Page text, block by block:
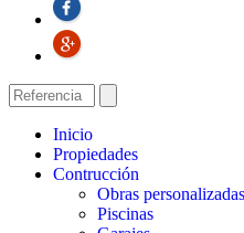
Inicio
Propiedades
Contrucción
Obras personalizadas
Piscinas